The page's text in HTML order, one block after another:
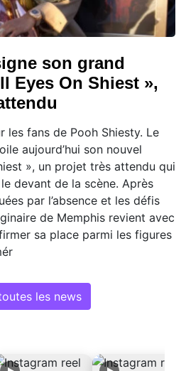
son grand
Eyes On Shiest »,
les fans de Pooh Shiesty. Le
aujourd’hui son nouvel
», un projet très attendu qui
devant de la scène. Après
par l’absence et les défis
de Memphis revient avec
sa place parmi les figures
les news